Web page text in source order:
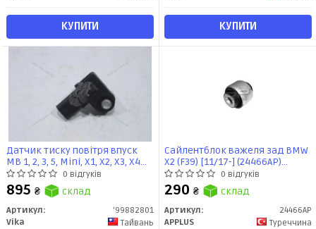
КУПИТИ КУПИТИ
Датчик тиску повітря впуск
MB 1, 2, 3, 5, Mini, X1, X2, X3, X4
(14-) (99882801) VIKA
0 відгуків
895 ₴ склад
Артикул:
'99882801
Vika
Тайвань
Сайлентблок важеля зад BMW
X2 (F39) [11/17-] (24466AP)
APPLUS
0 відгуків
290 ₴ склад
Артикул:
24466AP
APPLUS
Туреччина